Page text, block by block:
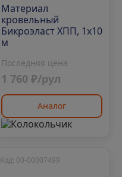
Материал
кровельный
Бикроэласт ХПП, 1х10
м
Последняя цена
1 760 ₽/рул
Аналог
Код: 00-00007499